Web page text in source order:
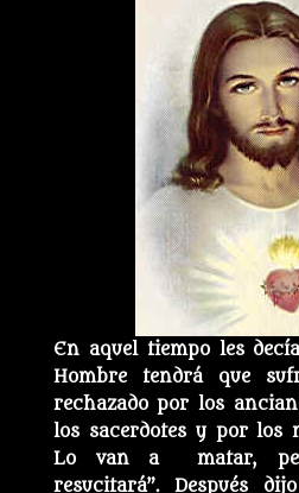
En aquel tiempo les
Hombre tendrá que
rechazado por los
los sacerdotes y por los
Lo van a matar,
resucitará”. Después